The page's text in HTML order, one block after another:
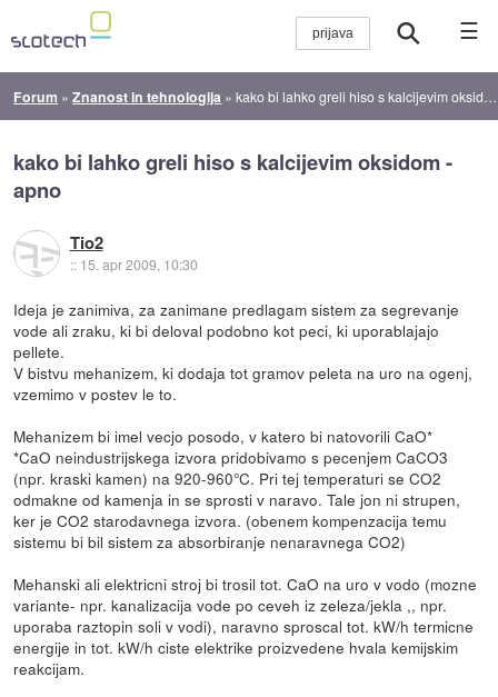
☰
Forum »Znanost in tehnologija »kako bi lahko greli hiso s kalcijevim oksidom - apno
kako bi lahko greli hiso s kalcijevim oksidom -
apno
Tio2
:: 15. apr 2009, 10:30
Ideja je zanimiva, za zanimane predlagam sistem za segrevanje
vode ali zraku, ki bi deloval podobno kot peci, ki uporablajajo
pellete.
V bistvu mehanizem, ki dodaja tot gramov peleta na uro na ogenj,
vzemimo v postev le to.
Mehanizem bi imel vecjo posodo, v katero bi natovorili CaO*
*CaO neindustrijskega izvora pridobivamo s pecenjem CaCO3
(npr. kraski kamen) na 920-960°C. Pri tej temperaturi se CO2
odmakne od kamenja in se sprosti v naravo. Tale jon ni strupen,
ker je CO2 starodavnega izvora. (obenem kompenzacija temu
sistemu bi bil sistem za absorbiranje nenaravnega CO2)
Mehanski ali elektricni stroj bi trosil tot. CaO na uro v vodo (mozne
variante- npr. kanalizacija vode po ceveh iz zeleza/jekla ,, npr.
uporaba raztopin soli v vodi), naravno sproscal tot. kW/h termicne
energije in tot. kW/h ciste elektrike proizvedene hvala kemijskim
reakcijam.